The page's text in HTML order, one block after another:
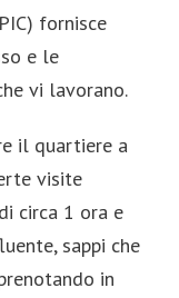
fornisce
e le
vi lavorano.
il quartiere a
visite
circa 1 ora e
sappi che
in